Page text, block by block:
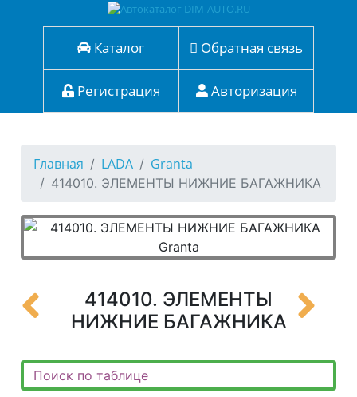
Каталог Обратная связь
Регистрация Авторизация
Главная LADA Granta
414010. ЭЛЕМЕНТЫ НИЖНИЕ БАГАЖНИКА
414010. ЭЛЕМЕНТЫ
НИЖНИЕ БАГАЖНИКА